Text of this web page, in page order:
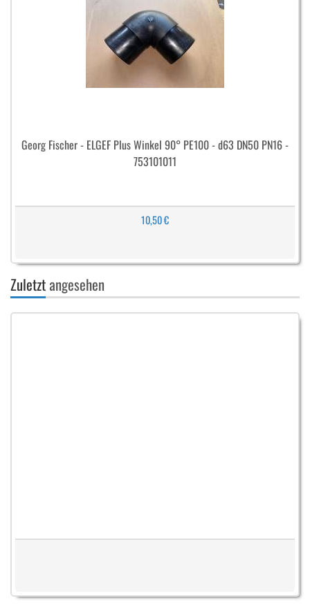
Georg Fischer - ELGEF Plus Winkel 90° PE100 - d63 DN50 PN16 -
753101011
10,50 €
Zuletztangesehen